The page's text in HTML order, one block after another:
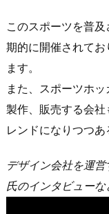
このスポーツを普
期的に開催されて
ます。
また、スポーツホッ
製作、販売する会社
レンドになりつつあ
デザイン会社を運
氏のインタビューな